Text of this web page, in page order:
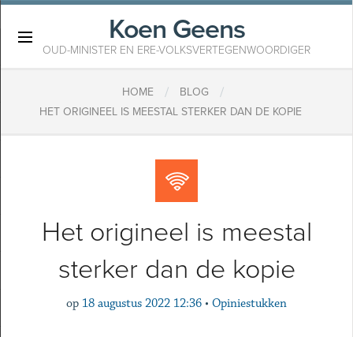
Koen Geens
OUD-MINISTER EN ERE-VOLKSVERTEGENWOORDIGER
HOME / BLOG /
HET ORIGINEEL IS MEESTAL STERKER DAN DE KOPIE
Het origineel is meestal
sterker dan de kopie
op 18 augustus 2022 12:36 • Opiniestukken